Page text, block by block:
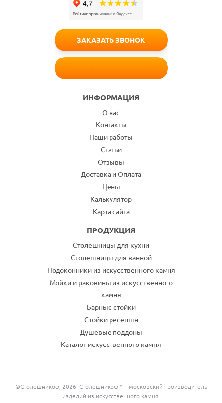
ИНФОРМАЦИЯ
О нас
Контакты
Наши работы
Статьи
Отзывы
Доставка и Оплата
Цены
Калькулятор
Карта сайта
ПРОДУКЦИЯ
Столешницы для кухни
Столешницы для ванной
Подоконники из искусственного камня
Мойки и раковины из искусственного
камня
Барные стойки
Стойки ресепшн
Душевые поддоны
Каталог искусственного камня
ЗАКАЗАТЬ ЗВОНОК
©Столешникоф, 2026. Столешникоф™ – московский производитель
изделий из искусственного камня.